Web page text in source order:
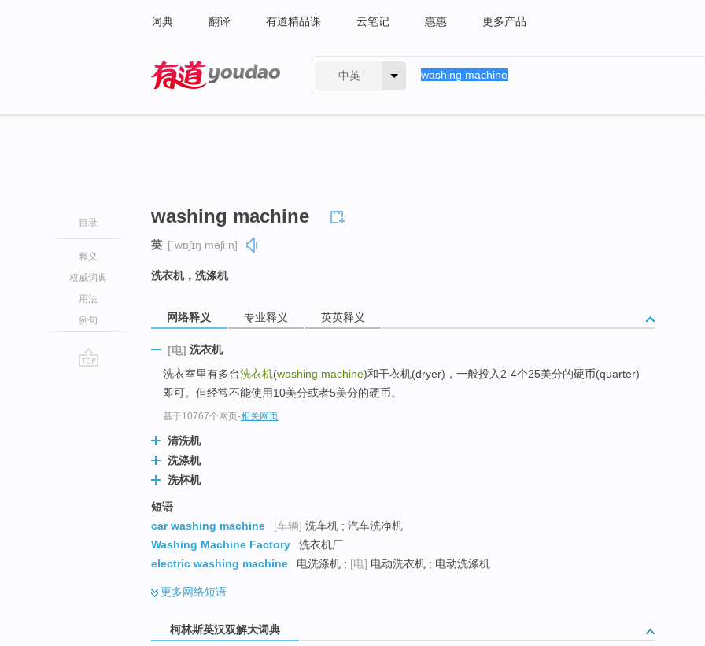
词典 翻译 有道精品课 云笔记 惠惠 更多产品
中英
目录
释义
权威词典
用法
例句
washing machine
英 [ˈwɒʃɪŋ məʃiːn]
洗衣机，洗涤机
网络释义 专业释义 英英释义
[电] 洗衣机
洗衣室里有多台洗衣机(washing machine)和干衣机(dryer)，一般投入2-4个25美分的硬币(quarter)
即可。但经常不能使用10美分或者5美分的硬币。
基于10767个网页-相关网页
清洗机
洗涤机
洗杯机
短语
car washing machine
[车辆] 洗车机 ; 汽车洗净机
Washing Machine Factory
洗衣机厂
electric washing machine
电洗涤机 ; [电] 电动洗衣机 ; 电动洗涤机
更多网络短语
柯林斯英汉双解大词典